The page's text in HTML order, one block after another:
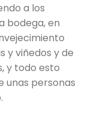
a los
bodega, en
y viñedos y de
y todo esto
unas personas